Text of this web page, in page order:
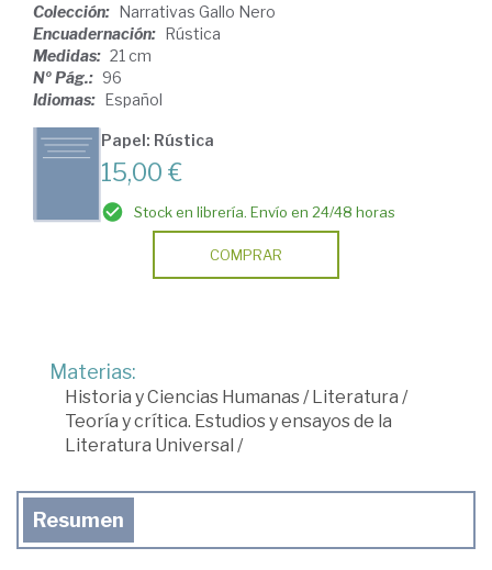
Colección: Narrativas Gallo Nero
Encuadernación: Rústica
Medidas: 21 cm
Nº Pág.: 96
Idiomas: Español
Papel: Rústica
15,00 €
Stock en librería. Envío en 24/48 horas
COMPRAR
Materias:
Historia y Ciencias Humanas /Literatura /
Teoría y crítica. Estudios y ensayos de la
Literatura Universal /
Resumen